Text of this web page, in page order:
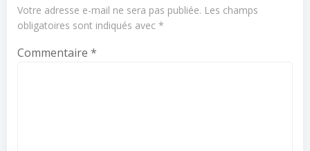
Votre adresse e-mail ne sera pas publiée. Les champs
obligatoires sont indiqués avec *
Commentaire *